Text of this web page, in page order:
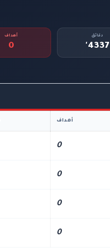
دقائق
4337'
أهداف
0
أهداف
0
0
0
0